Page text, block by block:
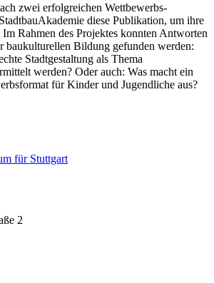
zwei erfolgreichen Wettbewerbs-
diese Publikation, um ihre
Rahmen des Projektes konnten Antworten
baukulturellen Bildung gefunden werden:
Stadtgestaltung als Thema
werden? Oder auch: Was macht ein
für Kinder und Jugendliche aus?
2